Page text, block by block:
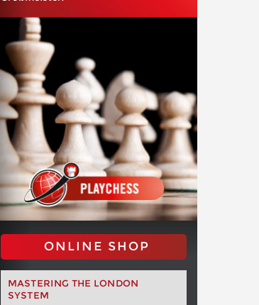
ONLINE SHOP
MASTERING THE LONDON
SYSTEM